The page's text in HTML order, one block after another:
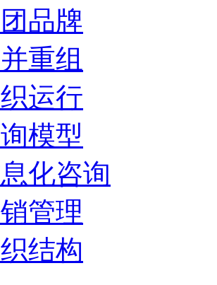
品牌
重组
运行
模型
化咨询
管理
结构